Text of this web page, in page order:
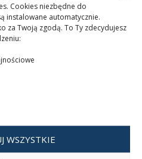
Cookies niezbędne do
instalowane automatycznie.
za Twoją zgodą. To Ty zdecydujesz
WSZYSTKIE